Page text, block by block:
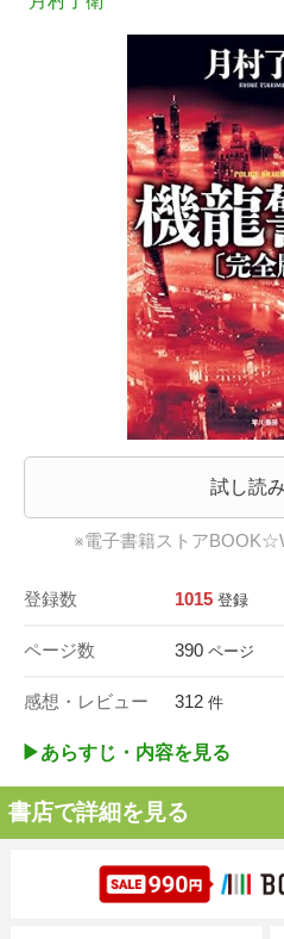
試し読
※電子書籍ストア
登録数 1015 登録
ページ数 390 ページ
感想・レビュー 312 件
▶︎あらすじ・内容を見る
書店で詳細を見る